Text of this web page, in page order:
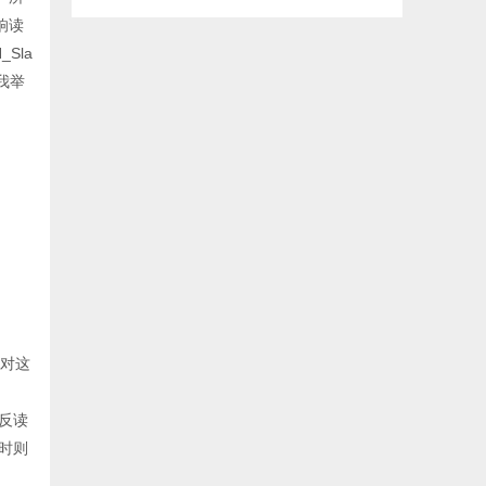
读
举
这
读
则